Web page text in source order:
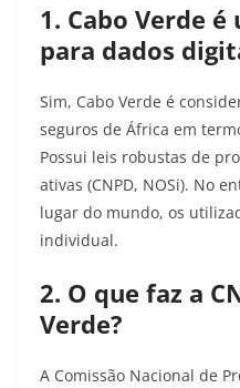
1. Cabo Verde
para dados
Sim, Cabo Verde é
seguros de África em
Possui leis robustas de
ativas (CNPD, NOSi). No
lugar do mundo, os
individual.
2. O que faz a
Verde?
A Comissão Nacional de